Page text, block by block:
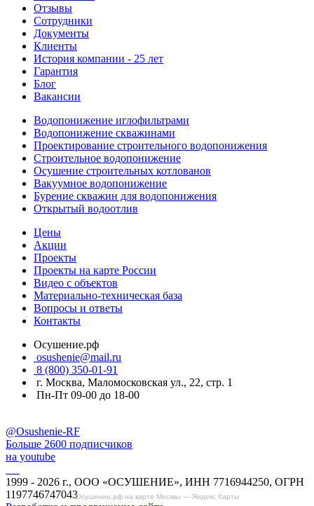
Осушение.рф на карте Москвы — Яндекс Карты
Отзывы
Сотрудники
Документы
Клиенты
История компании - 25 лет
Гарантия
Блог
Вакансии
Водопонижение иглофильтрами
Водопонижение скважинами
Проектирование строительного водопонижения
Строительное водопонижение
Осушение строительных котлованов
Вакуумное водопонижение
Бурение скважин для водопонижения
Открытый водоотлив
Цены
Акции
Проекты
Проекты на карте России
Видео с объектов
Материально-техническая база
Вопросы и ответы
Контакты
Осушение.рф
osushenie@mail.ru
8 (800) 350-01-91
г. Москва, Маломосковская ул., 22, стр. 1
Пн-Пт 09-00 до 18-00
@Osushenie-RF
Больше 2600 подписчиков
на youtube
1999 - 2026 г., ООО «ОСУШЕНИЕ», ИНН 7716944250, ОГРН
1197746747043